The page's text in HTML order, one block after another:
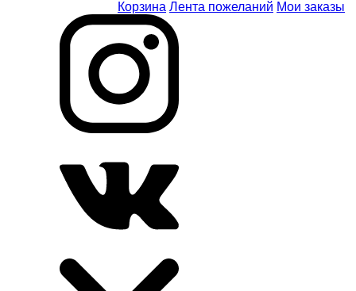
Корзина Лента пожеланий Мои заказы